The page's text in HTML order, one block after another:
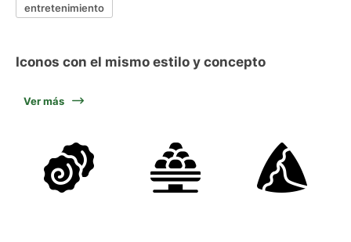
entretenimiento
Iconos con el mismo estilo y concepto
Ver más